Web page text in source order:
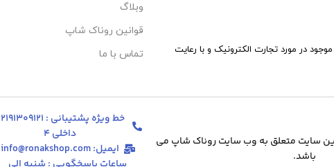
در مورد تجارت الکترونیک و با رعایت
وبلاگ
قوانین روناک شاپ
تماس با ما
سایت متعلق به وب سایت روناک شاپ می
باشد.
خط ویژه پشتیبانی :
داخلی 4
ایمیل: info@ronakshop.com